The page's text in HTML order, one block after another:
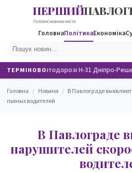
ПЕРШИЙ
Головні новини міста
ГоловнаПолітикаЕкономіка
ТЕРМІНОВОНа автодорозі Н-31 Дніпро-
Головна / Новини / В Павлограде
пьяных водителей
В Павлограде
нарушителей